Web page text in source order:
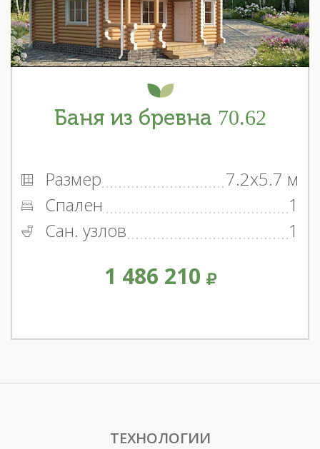
Баня из бревна 70.62
Размер
7.2x5.7 м
Спален
1
Сан. узлов
1
1 486 210
ТЕХНОЛОГИИ